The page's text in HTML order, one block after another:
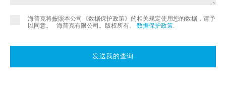
海普克将按照本公司《数据保护政策》的相关规定使用您的数据，请予
以同意。
©
海普克有限公司。版权所有。 数据保护政策.
发送我的查询